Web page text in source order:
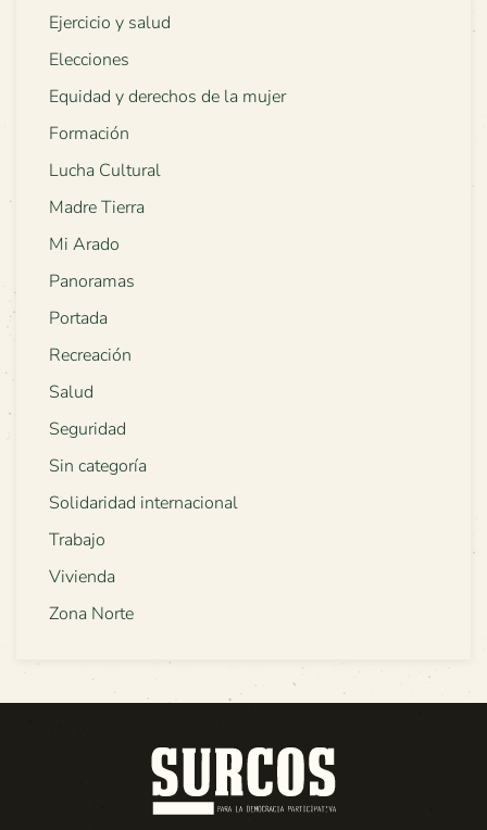
Ejercicio y salud
Elecciones
Equidad y derechos de la mujer
Formación
Lucha Cultural
Madre Tierra
Mi Arado
Panoramas
Portada
Recreación
Salud
Seguridad
Sin categoría
Solidaridad internacional
Trabajo
Vivienda
Zona Norte